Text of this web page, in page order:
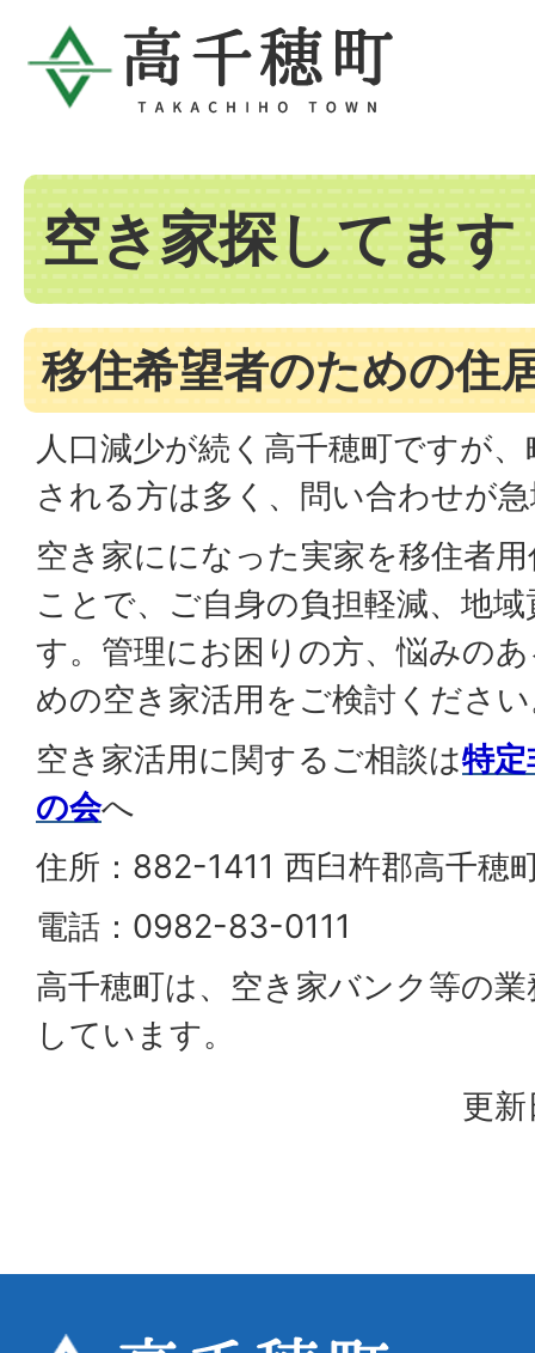
空き家探してます
移住希望者のための住
人口減少が続く高千穂町ですが
される方は多く、問い合わせが
空き家にになった実家を移住者
ことで、ご自身の負担軽減、地
す。管理にお困りの方、悩みの
めの空き家活用をご検討くださ
空き家活用に関するご相談は特定
の会へ
住所：882-1411 西臼杵郡高千穂
電話：0982-83-0111
高千穂町は、空き家バンク等の
しています。
更